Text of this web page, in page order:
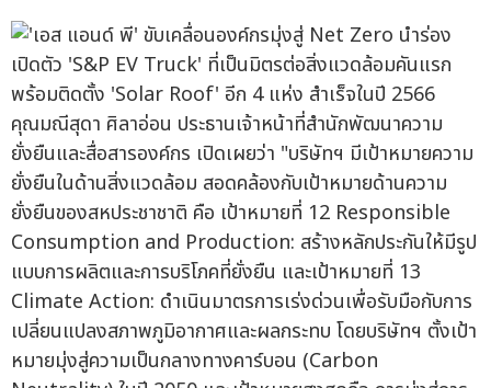
คุณมณีสุดา ศิลาอ่อน ประธานเจ้าหน้าที่สำนักพัฒนาความ
ยั่งยืนและสื่อสารองค์กร เปิดเผยว่า "บริษัทฯ มีเป้าหมายความ
ยั่งยืนในด้านสิ่งแวดล้อม สอดคล้องกับเป้าหมายด้านความ
ยั่งยืนของสหประชาชาติ คือ เป้าหมายที่ 12 Responsible
Consumption and Production: สร้างหลักประกันให้มีรูป
แบบการผลิตและการบริโภคที่ยั่งยืน และเป้าหมายที่ 13
Climate Action: ดำเนินมาตรการเร่งด่วนเพื่อรับมือกับการ
เปลี่ยนแปลงสภาพภูมิอากาศและผลกระทบ โดยบริษัทฯ ตั้งเป้า
หมายมุ่งสู่ความเป็นกลางทางคาร์บอน (Carbon